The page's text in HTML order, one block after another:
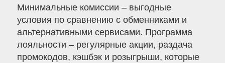
Минимальные комиссии – выгодные
условия по сравнению с обменниками и
альтернативными сервисами. Программа
лояльности – регулярные акции, раздача
промокодов, кэшбэк и розыгрыши, которые